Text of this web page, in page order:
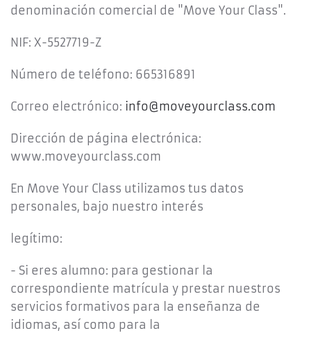
denominación comercial de "Move Your Class".
NIF: X-5527719-Z
Número de teléfono: 665316891
Correo electrónico: info@moveyourclass.com
Dirección de página electrónica:
www.moveyourclass.com
En Move Your Class utilizamos tus datos
personales, bajo nuestro interés
legítimo:
- Si eres alumno: para gestionar la
correspondiente matrícula y prestar nuestros
servicios formativos para la enseñanza de
idiomas, así como para la